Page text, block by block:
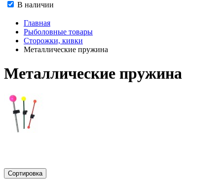
В наличии
Главная
Рыболовные товары
Сторожки, кивки
Металлические пружина
Металлические пружина
Сортировка